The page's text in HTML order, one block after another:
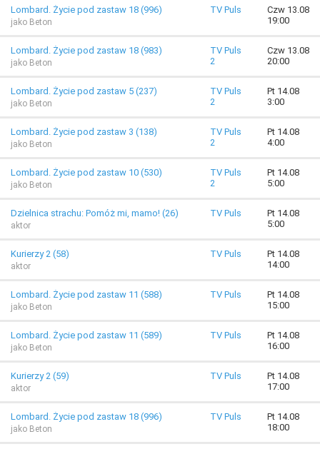
Lombard. Życie pod zastaw 18 (996)
jako Beton
TV Puls
Czw 13.08
19:00
Lombard. Życie pod zastaw 18 (983)
jako Beton
TV Puls
2
Czw 13.08
20:00
Lombard. Życie pod zastaw 5 (237)
jako Beton
TV Puls
2
Pt 14.08
3:00
Lombard. Życie pod zastaw 3 (138)
jako Beton
TV Puls
2
Pt 14.08
4:00
Lombard. Życie pod zastaw 10 (530)
jako Beton
TV Puls
2
Pt 14.08
5:00
Dzielnica strachu: Pomóż mi, mamo! (26)
aktor
TV Puls
Pt 14.08
5:00
Kurierzy 2 (58)
aktor
TV Puls
Pt 14.08
14:00
Lombard. Życie pod zastaw 11 (588)
jako Beton
TV Puls
Pt 14.08
15:00
Lombard. Życie pod zastaw 11 (589)
jako Beton
TV Puls
Pt 14.08
16:00
Kurierzy 2 (59)
aktor
TV Puls
Pt 14.08
17:00
Lombard. Życie pod zastaw 18 (996)
jako Beton
TV Puls
Pt 14.08
18:00